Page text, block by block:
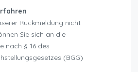
Rückmeldung nicht
Sie sich an die
nach § 16 des
(BGG)